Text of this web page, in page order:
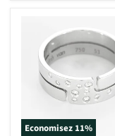
Economisez 11%